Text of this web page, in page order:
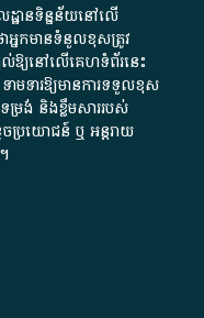
ដ្ឋានទិន្នន័យនៅលើ
អ្នកមានទំនួលខុសត្រូវ
ល់ឱ្យនៅលើគេហទំព័រនេះ
ាមទារ​ឱ្យមានការទទួលខុស​
ម្រង់ និងខ្លឹមសាររបស់
ចប្រយោជន៍ ឬ អន្តរាយ